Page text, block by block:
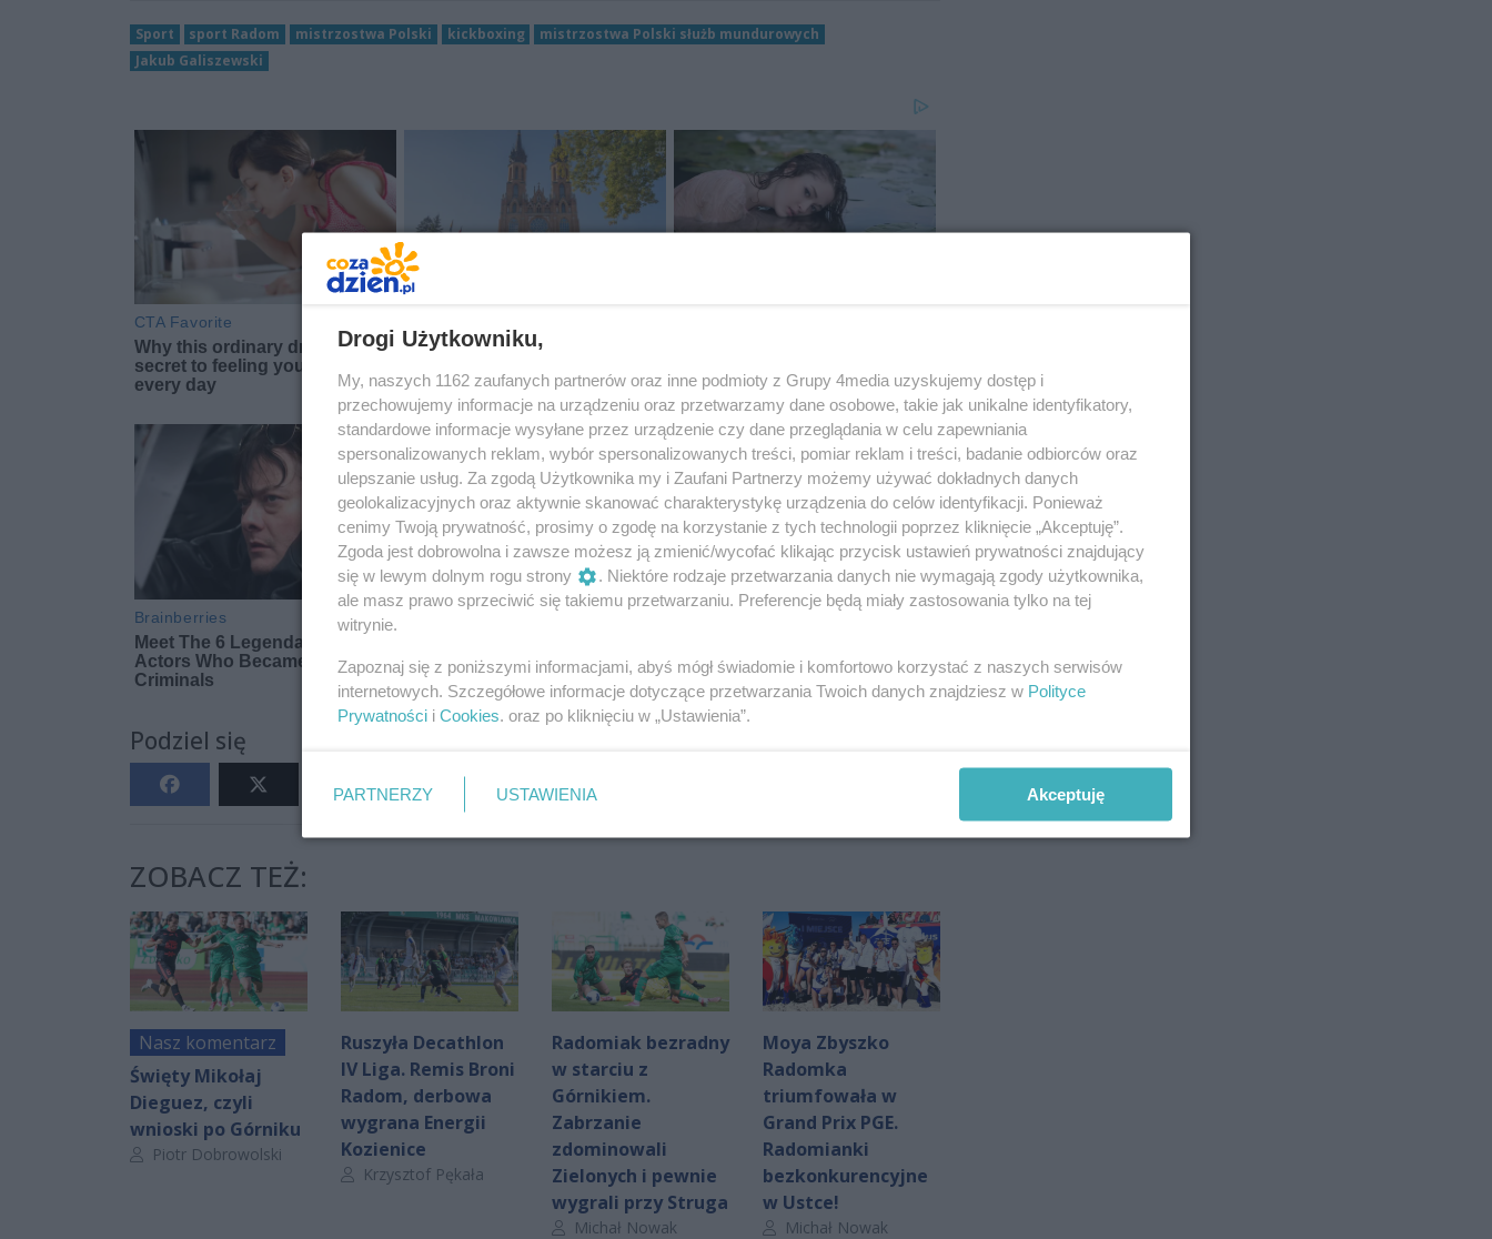
Sport sport Radom mistrzostwa Polski kickboxing
mistrzostwa Polski służb mundurowych
Jakub Galiszewski
Podziel się
ZOBACZ TEŻ:
Nasz komentarz
Święty Mikołaj
Dieguez, czyli
wnioski po Górniku
Autor artykułu:
Piotr Dobrowolski
Ruszyła Decathlon
IV Liga. Remis Broni
Radom, derbowa
wygrana Energii
Kozienice
Autor artykułu:
Krzysztof Pękała
Radomiak bezradny
w starciu z
Górnikiem.
Zabrzanie
zdominowali
Zielonych i pewnie
wygrali przy Struga
Autor artykułu:
Michał Nowak
Moya Zbyszko
Radomka
triumfowała w
Grand Prix PGE.
Radomianki
bezkonkurencyjne
w Ustce!
Autor artykułu:
Michał Nowak
Drogi Użytkowniku,
My, naszych 1162 zaufanych partnerów oraz inne podmioty z Grupy 4media uzyskujemy dostęp i
przechowujemy informacje na urządzeniu oraz przetwarzamy dane osobowe, takie jak unikalne identyfikatory,
standardowe informacje wysyłane przez urządzenie czy dane przeglądania w celu zapewniania
spersonalizowanych reklam, wybór spersonalizowanych treści, pomiar reklam i treści, badanie odbiorców oraz
ulepszanie usług. Za zgodą Użytkownika my i Zaufani Partnerzy możemy używać dokładnych danych
geolokalizacyjnych oraz aktywnie skanować charakterystykę urządzenia do celów identyfikacji. Ponieważ
cenimy Twoją prywatność, prosimy o zgodę na korzystanie z tych technologii poprzez kliknięcie „Akceptuję”.
Zgoda jest dobrowolna i zawsze możesz ją zmienić/wycofać klikając przycisk ustawień prywatności znajdujący
się w lewym dolnym rogu strony
. Niektóre rodzaje przetwarzania danych nie wymagają zgody użytkownika,
ale masz prawo sprzeciwić się takiemu przetwarzaniu. Preferencje będą miały zastosowania tylko na tej
witrynie.
Zapoznaj się z poniższymi informacjami, abyś mógł świadomie i komfortowo korzystać z naszych serwisów
internetowych. Szczegółowe informacje dotyczące przetwarzania Twoich danych znajdziesz w Polityce
Prywatności i Cookies. oraz po kliknięciu w „Ustawienia”.
PARTNERZY USTAWIENIA Akceptuję